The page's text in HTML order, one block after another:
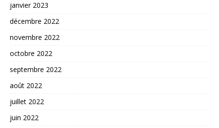
janvier 2023
décembre 2022
novembre 2022
octobre 2022
septembre 2022
août 2022
juillet 2022
juin 2022